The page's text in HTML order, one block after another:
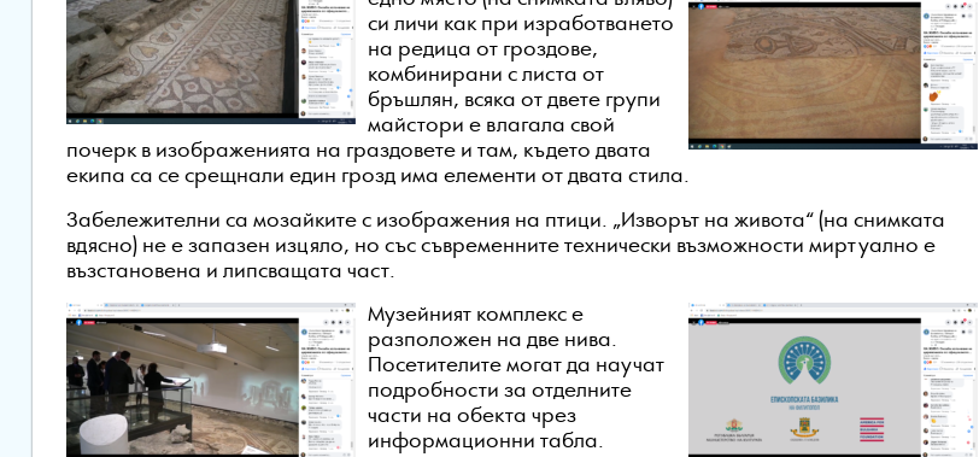
си личи как при изработването
на редица от гроздове,
комбинирани с листа от
бръшлян, всяка от двете групи
майстори е влагала свой
почерк в изображенията на граздовете и там, където двата
екипа са се срещнали един грозд има елементи от двата стила.
Забележителни са мозайките с изображения на птици. „Изворът на живота“ (на снимката
вдясно) не е запазен изцяло, но със съвременните технически възможности миртуално е
възстановена и липсващата част.
Музейният комплекс е
разположен на две нива.
Посетителите могат да научат
подробности за отделните
части на обекта чрез
информационни табла.